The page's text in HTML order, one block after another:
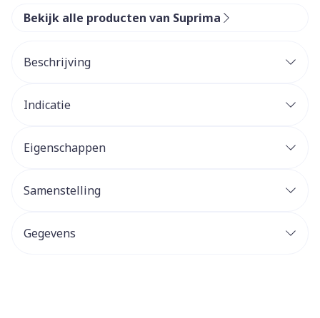
Bekijk alle producten van Suprima
Beschrijving
Indicatie
Eigenschappen
Samenstelling
Gegevens